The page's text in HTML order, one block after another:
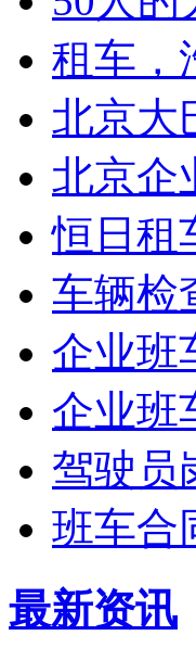
租车，
北京大
北京
恒日租
车辆检
企业班
企业班
驾驶员
班车合
最新资讯